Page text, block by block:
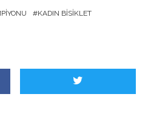
KADIN BISIKLET